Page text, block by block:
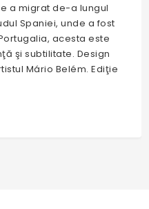
a migrat de-a lungul
Spaniei, unde a fost
acesta este
şi subtilitate. Design
Mário Belém. Ediţie